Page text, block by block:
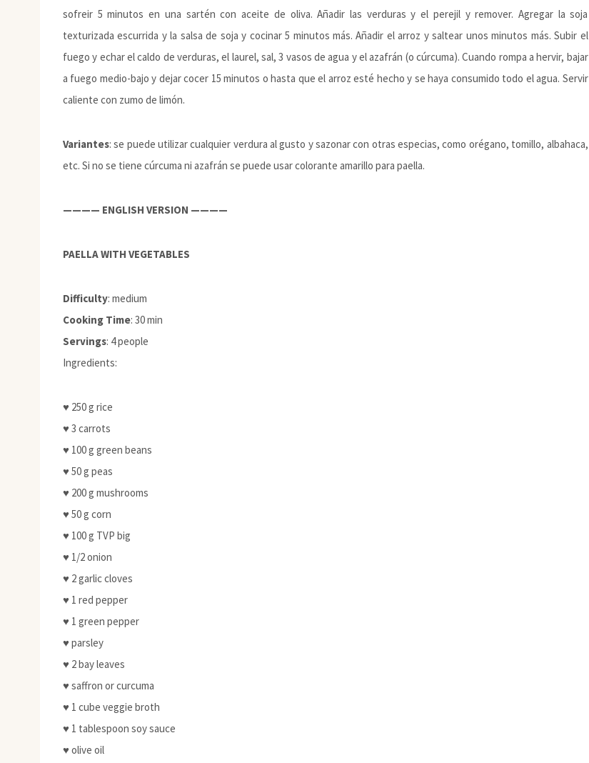
sofreir 5 minutos en una sartén con aceite de oliva. Añadir las verduras y el perejil y remover. Agregar la soja
texturizada escurrida y la salsa de soja y cocinar 5 minutos más. Añadir el arroz y saltear unos minutos más. Subir el
fuego y echar el caldo de verduras, el laurel, sal, 3 vasos de agua y el azafrán (o cúrcuma). Cuando rompa a hervir, bajar
a fuego medio-bajo y dejar cocer 15 minutos o hasta que el arroz esté hecho y se haya consumido todo el agua. Servir
caliente con zumo de limón.
Variantes: se puede utilizar cualquier verdura al gusto y sazonar con otras especias, como orégano, tomillo, albahaca,
etc. Si no se tiene cúrcuma ni azafrán se puede usar colorante amarillo para paella.
———— ENGLISH VERSION ————
PAELLA WITH VEGETABLES
Difficulty: medium
Cooking Time: 30 min
Servings: 4 people
Ingredients:
♥ 250 g rice
♥ 3 carrots
♥ 100 g green beans
♥ 50 g peas
♥ 200 g mushrooms
♥ 50 g corn
♥ 100 g TVP big
♥ 1/2 onion
♥ 2 garlic cloves
♥ 1 red pepper
♥ 1 green pepper
♥ parsley
♥ 2 bay leaves
♥ saffron or curcuma
♥ 1 cube veggie broth
♥ 1 tablespoon soy sauce
♥ olive oil